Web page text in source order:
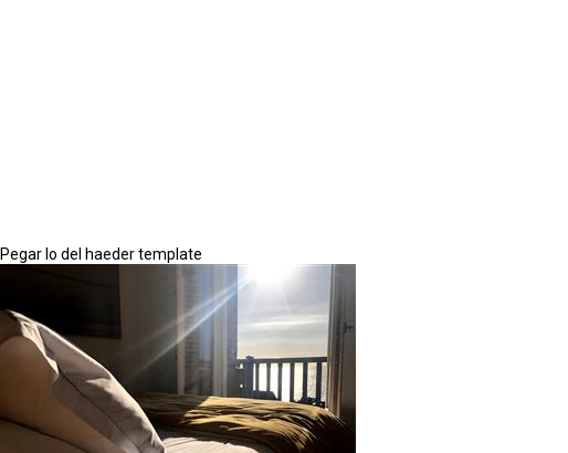
Pegar lo del haeder template